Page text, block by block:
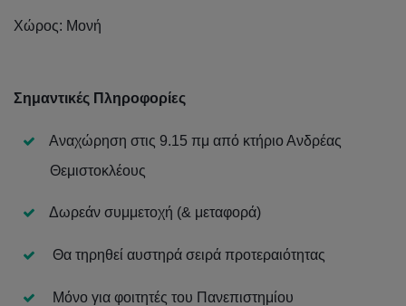
Χώρος: Μονή
Σημαντικές Πληροφορίες
Αναχώρηση στις 9.15 πμ από κτήριο Ανδρέας
Θεμιστοκλέους
Δωρεάν συμμετοχή (& μεταφορά)
Θα τηρηθεί αυστηρά σειρά προτεραιότητας
Μόνο για φοιτητές του Πανεπιστημίου